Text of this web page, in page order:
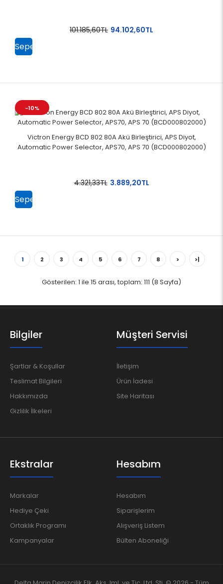
101.185,60TL 94.102,60TL
Sepete
Ekle
-10%
Victron Energy BCD 802 80A Akü Birleştirici, APS Diyot,
Automatic Power Selector, APS70, APS 70 (BCD000802000)
4.321,33TL 3.889,20TL
Sepete
Ekle
1 2 3 4 5 6 7 8 > >|
Gösterilen: 1 ile 15 arası, toplam: 111 (8 Sayfa)
Bilgiler
Şartlar & Koşullar
Teslimat Bilgileri
Hakkımızda
Gizlilik İlkeleri
Müşteri Servisi
İletişim
Ürün İadesi
Site Haritası
Ekstralar
Markalar
Hediye Çeki
Ortaklık Programı
Kampanyalar
Hesabım
Hesabım
Siparişlerim
Alışveriş Listem
Bülten Aboneliği